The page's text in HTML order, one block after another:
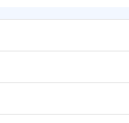
ネットワーク・サーバ設計・構築
するキーワード